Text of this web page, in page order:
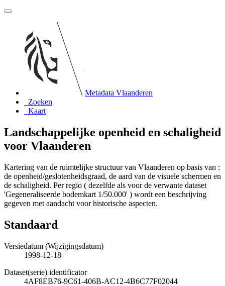
Metadata Vlaanderen
Zoeken
Kaart
Landschappelijke openheid en schaligheid
voor Vlaanderen
Kartering van de ruimtelijke structuur van Vlaanderen op basis van :
de openheid/geslotenheidsgraad, de aard van de visuele schermen en
de schaligheid. Per regio ( dezelfde als voor de verwante dataset
'Gegeneraliseerde bodemkart 1/50.000' ) wordt een beschrijving
gegeven met aandacht voor historische aspecten.
Standaard
Versiedatum (Wijzigingsdatum)
1998-12-18
Dataset(serie) identificator
4AF8EB76-9C61-406B-AC12-4B6C77F02044